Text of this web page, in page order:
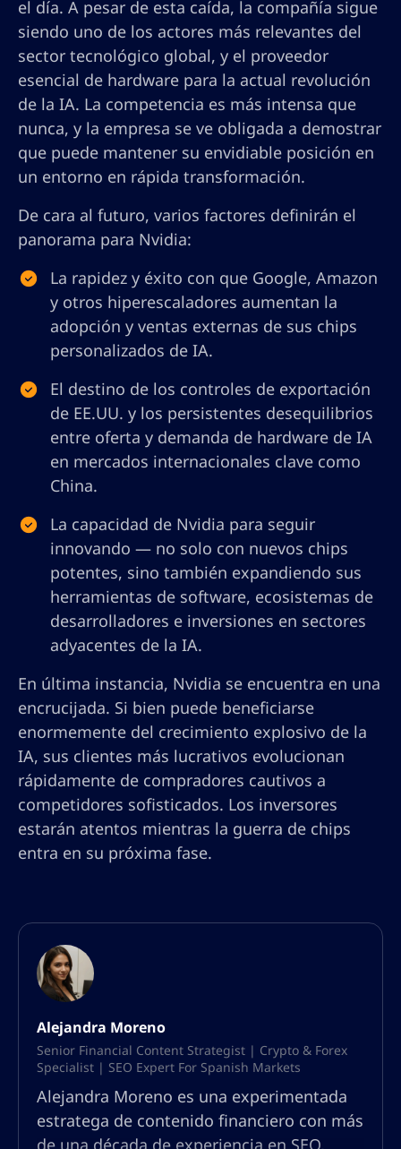
el día. A pesar de esta caída, la compañía sigue
siendo uno de los actores más relevantes del
sector tecnológico global, y el proveedor
esencial de hardware para la actual revolución
de la IA. La competencia es más intensa que
nunca, y la empresa se ve obligada a demostrar
que puede mantener su envidiable posición en
un entorno en rápida transformación.
De cara al futuro, varios factores definirán el
panorama para Nvidia:
La rapidez y éxito con que Google, Amazon
y otros hiperescaladores aumentan la
adopción y ventas externas de sus chips
personalizados de IA.
El destino de los controles de exportación
de EE.UU. y los persistentes desequilibrios
entre oferta y demanda de hardware de IA
en mercados internacionales clave como
China.
La capacidad de Nvidia para seguir
innovando — no solo con nuevos chips
potentes, sino también expandiendo sus
herramientas de software, ecosistemas de
desarrolladores e inversiones en sectores
adyacentes de la IA.
En última instancia, Nvidia se encuentra en una
encrucijada. Si bien puede beneficiarse
enormemente del crecimiento explosivo de la
IA, sus clientes más lucrativos evolucionan
rápidamente de compradores cautivos a
competidores sofisticados. Los inversores
estarán atentos mientras la guerra de chips
entra en su próxima fase.
Alejandra Moreno
Senior Financial Content Strategist | Crypto & Forex
Specialist | SEO Expert For Spanish Markets
Alejandra Moreno es una experimentada
estratega de contenido financiero con más
de una década de experiencia en SEO,